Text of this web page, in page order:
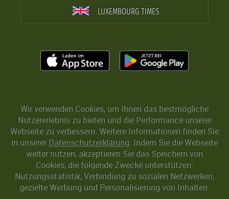
LUXEMBOURG TIMES
Wir verwenden Cookies, um Ihnen das bestmögliche
Nutzererlebnis zu bieten und die Performance unserer
Webseite zu verbessern. Weitere Informationen finden Sie
in unserer Datenschutzerklärung. Indem Sie die Webseite
weiter nutzen, akzeptieren Sie das Speichern von
Cookies, die folgende Zwecke unterstützen:
Nutzungsstatistik, Verbindung zu sozialen Netzwerken,
gezielte Werbung und Personalisierung von Inhalten.